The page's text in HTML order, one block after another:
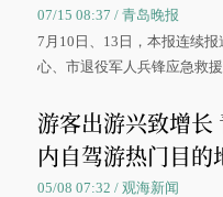
07/15 08:37 / 青岛晚报
7月10日、13日，本报连续
心、市退役军人兵锋应急救
游客出游兴致增长
内自驾游热门目的
05/08 07:32 / 观海新闻